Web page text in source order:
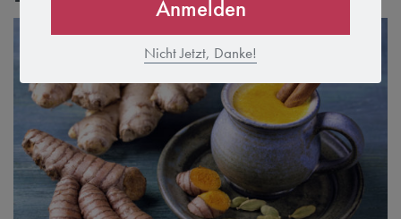
Anmelden
Nicht Jetzt, Danke!